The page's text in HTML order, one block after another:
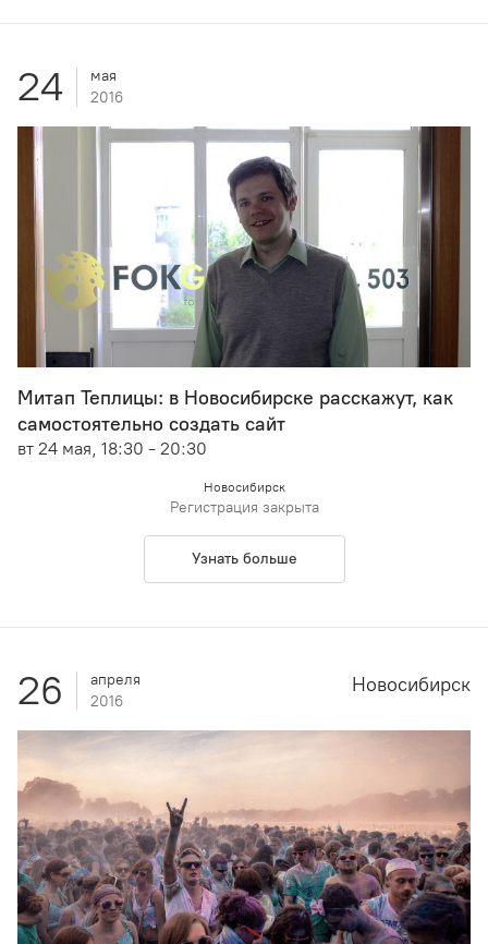
24
мая
2016
Митап Теплицы: в Новосибирске расскажут, как
самостоятельно создать сайт
вт 24 мая, 18:30 - 20:30
Новосибирск
Регистрация закрыта
Узнать больше
26
апреля
2016
Новосибирск